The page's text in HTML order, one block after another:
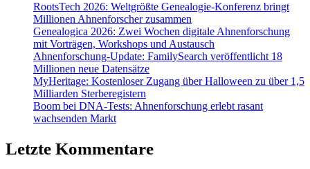
RootsTech 2026: Weltgrößte Genealogie-Konferenz bringt
Millionen Ahnenforscher zusammen
Genealogica 2026: Zwei Wochen digitale Ahnenforschung
mit Vorträgen, Workshops und Austausch
Ahnenforschung-Update: FamilySearch veröffentlicht 18
Millionen neue Datensätze
MyHeritage: Kostenloser Zugang über Halloween zu über 1,5
Milliarden Sterberegistern
Boom bei DNA-Tests: Ahnenforschung erlebt rasant
wachsenden Markt
Letzte Kommentare